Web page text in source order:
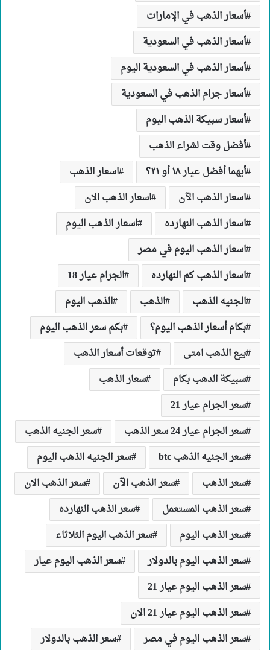
أسعار الذهب في الإمارات
أسعار الذهب في السعودية
أسعار الذهب في السعودية اليوم
أسعار جرام الذهب في السعودية
أسعار سبيكة الذهب اليوم
أفضل وقت لشراء الذهب
أيهما أفضل عيار ١٨ أو ٢١؟
اسعار الذهب
اسعار الذهب الآن
اسعار الذهب الان
اسعار الذهب النهارده
اسعار الذهب اليوم
اسعار الذهب اليوم في مصر
اسعار الذهب كم النهارده
الجرام عيار 18
الجنيه الذهب
الذهب
الذهب اليوم
بكام أسعار الذهب اليوم؟
بكم سعر الذهب اليوم
بيع الذهب امتى
توقعات أسعار الذهب
سبيكة الدهب بكام
سعار الذهب
سعر الجرام عيار 21
سعر الجرام عيار 24 سعر الذهب
سعر الجنيه الذهب
سعر الجنيه الذهب btc
سعر الجنيه الذهب اليوم
سعر الذهب
سعر الذهب الآن
سعر الذهب الان
سعر الذهب المستعمل
سعر الذهب النهارده
سعر الذهب اليوم
سعر الذهب اليوم الثلاثاء
سعر الذهب اليوم بالدولار
سعر الذهب اليوم عيار
سعر الذهب اليوم عيار 21
سعر الذهب اليوم عيار 21 الان
سعر الذهب اليوم في مصر
سعر الذهب بالدولار